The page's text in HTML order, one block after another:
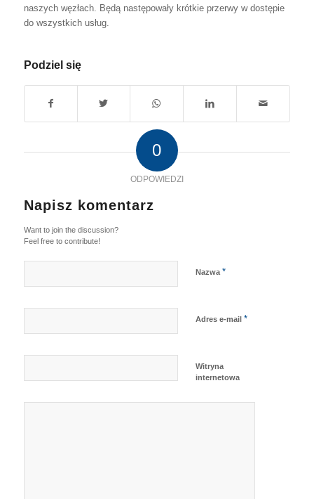
naszych węzłach. Będą następowały krótkie przerwy w dostępie
do wszystkich usług.
Podziel się
0
ODPOWIEDZI
Napisz komentarz
Want to join the discussion?
Feel free to contribute!
Nazwa *
Adres e-mail *
Witryna
internetowa